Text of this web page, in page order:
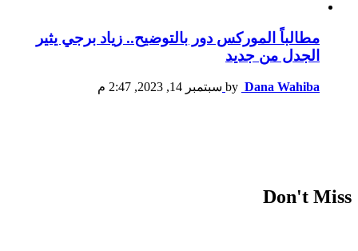
مطالباً الموركس دور بالتوضيح.. زياد برجي يثير
الجدل من جديد
by Dana Wahiba سبتمبر 14, 2023, 2:47 م
Don't Miss